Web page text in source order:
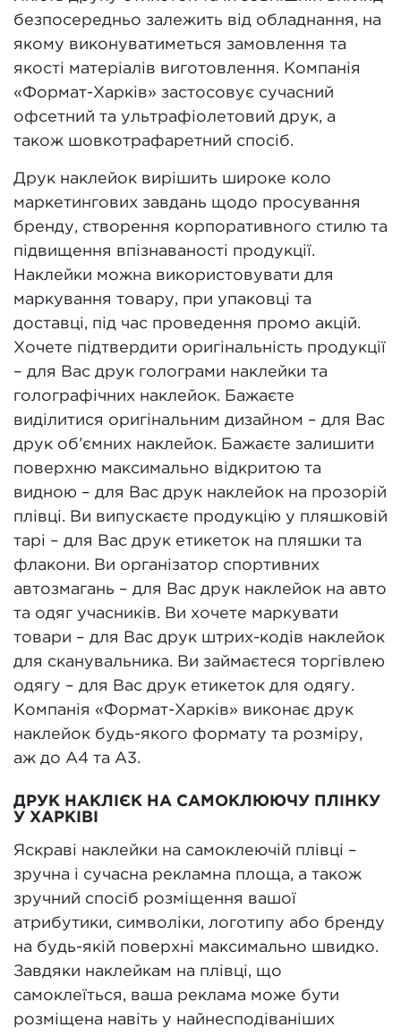
безпосередньо залежить від обладнання, на
якому виконуватиметься замовлення та
якості матеріалів виготовлення. Компанія
«Формат-Харків» застосовує сучасний
офсетний та ультрафіолетовий друк, а
також шовкотрафаретний спосіб.
Друк наклейок вирішить широке коло
маркетингових завдань щодо просування
бренду, створення корпоративного стилю та
підвищення впізнаваності продукції.
Наклейки можна використовувати для
маркування товару, при упаковці та
доставці, під час проведення промо акцій.
Хочете підтвердити оригінальність продукції
– для Вас друк голограми наклейки та
голографічних наклейок. Бажаєте
виділитися оригінальним дизайном – для Вас
друк об’ємних наклейок. Бажаєте залишити
поверхню максимально відкритою та
видною – для Вас друк наклейок на прозорій
плівці. Ви випускаєте продукцію у пляшковій
тарі – для Вас друк етикеток на пляшки та
флакони. Ви організатор спортивних
автозмагань – для Вас друк наклейок на авто
та одяг учасників. Ви хочете маркувати
товари – для Вас друк штрих-кодів наклейок
для сканувальника. Ви займаєтеся торгівлею
одягу – для Вас друк етикеток для одягу.
Компанія «Формат-Харків» виконає друк
наклейок будь-якого формату та розміру,
аж до А4 та А3.
ДРУК НАКЛІЄК НА САМОКЛЮЮЧУ ПЛІНКУ
У ХАРКІВІ
Яскраві наклейки на самоклеючій плівці –
зручна і сучасна рекламна площа, а також
зручний спосіб розміщення вашої
атрибутики, символіки, логотипу або бренду
на будь-якій поверхні максимально швидко.
Завдяки наклейкам на плівці, що
самоклеїться, ваша реклама може бути
розміщена навіть у найнесподіваніших